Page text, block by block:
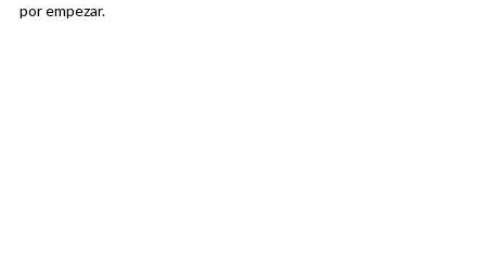
por empezar.